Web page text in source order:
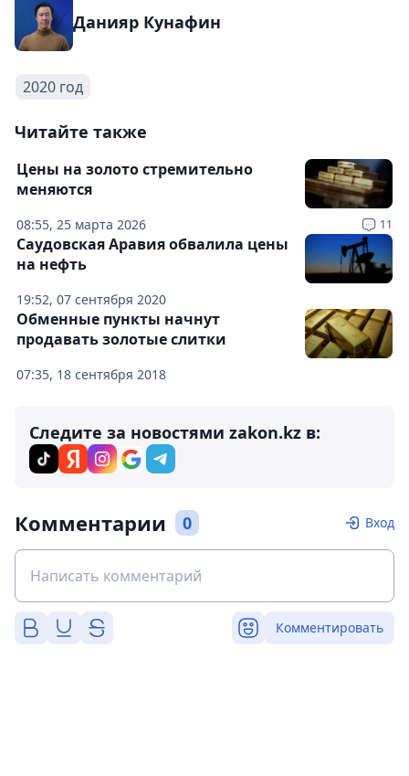
Данияр Кунафин
2020 год
Читайте также
08:55, 25 марта 2026 11
Цены на золото стремительно
меняются
19:52, 07 сентября 2020
Саудовская Аравия обвалила цены
на нефть
07:35, 18 сентября 2018
Обменные пункты начнут
продавать золотые слитки
Следите за новостями zakon.kz в:
Комментарии 0 Вход
Комментировать